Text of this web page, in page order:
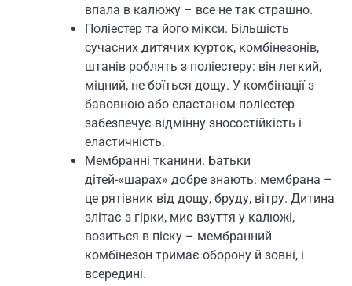
впала в калюжу – все не так страшно.
Поліестер та його мікси. Більшість
сучасних дитячих курток, комбінезонів,
штанів роблять з поліестеру: він легкий,
міцний, не боїться дощу. У комбінації з
бавовною або еластаном поліестер
забезпечує відмінну зносостійкість і
еластичність.
Мембранні тканини. Батьки
дітей-«шарах» добре знають: мембрана –
це рятівник від дощу, бруду, вітру. Дитина
злітає з гірки, миє взуття у калюжі,
возиться в піску – мембранний
комбінезон тримає оборону й зовні, і
всередині.